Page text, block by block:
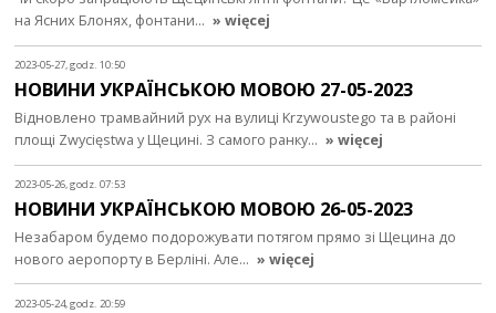
на Ясних Блонях, фонтани… » więcej
2023-05-27, godz. 10:50
НОВИНИ УКРАЇНСЬКОЮ МОВОЮ 27-05-2023
Відновлено трамвайний рух на вулиці Krzywoustego та в районі
площі Zwycięstwa у Щецині. З самого ранку… » więcej
2023-05-26, godz. 07:53
НОВИНИ УКРАЇНСЬКОЮ МОВОЮ 26-05-2023
Незабаром будемо подорожувати потягом прямо зі Щецина до
нового аеропорту в Берліні. Але… » więcej
2023-05-24, godz. 20:59